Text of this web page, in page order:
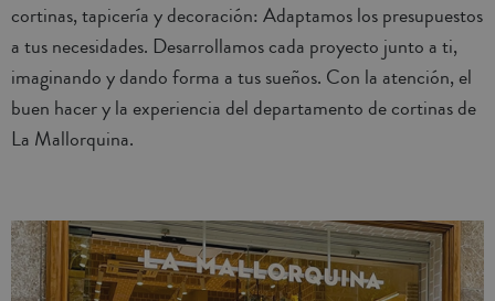
cortinas, tapicería y decoración: Adaptamos los presupuestos
a tus necesidades. Desarrollamos cada proyecto junto a ti,
imaginando y dando forma a tus sueños. Con la atención, el
buen hacer y la experiencia del departamento de cortinas de
La Mallorquina.